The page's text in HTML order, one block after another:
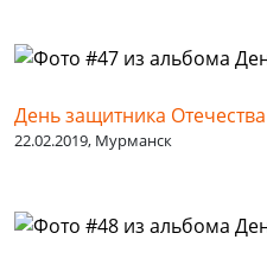
День защитника Отечества
22.02.2019, Мурманск